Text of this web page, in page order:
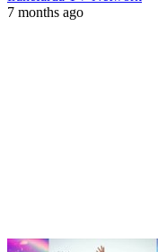
7 months ago